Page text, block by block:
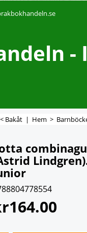
-
Bakåt | Hem >
164.00